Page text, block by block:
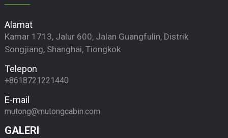
Alamat
Kamar 1713, Jalur 600, Jalan Guangfulin, Distrik
Songjiang, Shanghai, Tiongkok
Telepon
+8618721221440
E-mail
mutong@mutongcabin.com
GALERI